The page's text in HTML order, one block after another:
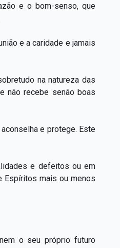
e o bom-senso, que
e a caridade e jamais
na natureza das
não recebe senão boas
e protege. Este
e defeitos ou em
Espíritos mais ou menos
o seu próprio futuro